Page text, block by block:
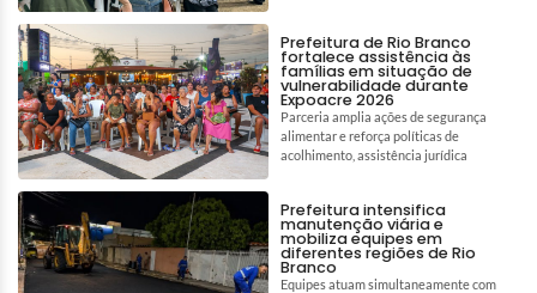
Prefeitura de Rio Branco
fortalece assistência às
famílias em situação de
vulnerabilidade durante
Expoacre 2026
Parceria amplia ações de segurança
alimentar e reforça políticas de
acolhimento, assistência jurídica
Prefeitura intensifica
manutenção viária e
mobiliza equipes em
diferentes regiões de Rio
Branco
Equipes atuam simultaneamente com